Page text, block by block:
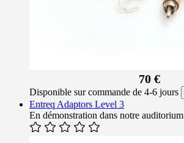
70 €
Disponible sur commande de 4-6 jours
Entreq Adaptors Level 3
En démonstration dans notre auditorium